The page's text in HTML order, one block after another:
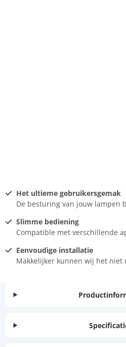
Het ultieme gebruikersgemak
De besturing van jouw lampen
Slimme bediening
Compatible met verschillende
Eenvoudige installatie
Makkelijker kunnen wij het niet